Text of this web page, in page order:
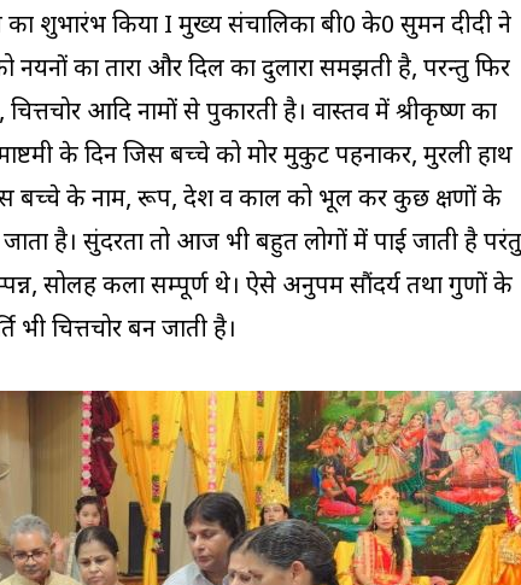
का शुभारंभ किया I मुख्य संचालिका बी0 के0 सुमन दीदी ने
नयनों का तारा और दिल का दुलारा समझती है, परन्तु फिर
आदि नामों से पुकारती है। वास्तव में श्रीकृष्ण का
के दिन जिस बच्चे को मोर मुकुट पहनाकर, मुरली हाथ
बच्चे के नाम, रूप, देश व काल को भूल कर कुछ क्षणों के
है। सुंदरता तो आज भी बहुत लोगों में पाई जाती है परंतु
सोलह कला सम्पूर्ण थे। ऐसे अनुपम सौंदर्य तथा गुणों के
भी चित्तचोर बन जाती है।